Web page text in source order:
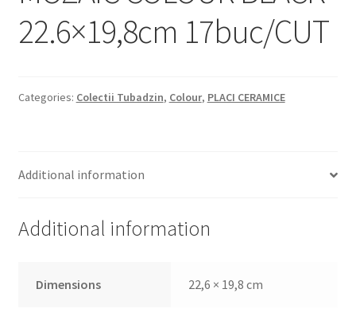
Informatii
Plata si Livrare
Termeni si conditii
22.6×19,8cm 17buc/CUT
Categories: Colectii Tubadzin, Colour, PLACI CERAMICE
Additional information
Additional information
Dimensions 22,6 × 19,8 cm